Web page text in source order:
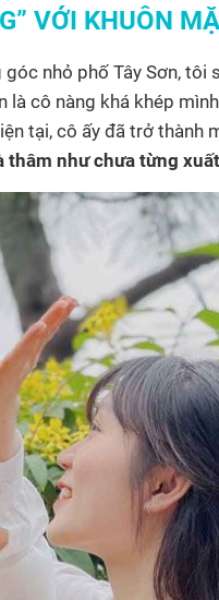
VỚI KHUÔN
nhỏ phố Tây Sơn,
là cô nàng khá khép
tại, cô ấy đã trở thành
thâm như chưa từng